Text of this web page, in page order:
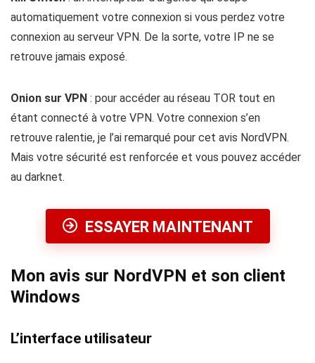
automatiquement votre connexion si vous perdez votre
connexion au serveur VPN. De la sorte, votre IP ne se
retrouve jamais exposé.
Onion sur VPN : pour accéder au réseau TOR tout en
étant connecté à votre VPN. Votre connexion s’en
retrouve ralentie, je l’ai remarqué pour cet avis NordVPN.
Mais votre sécurité est renforcée et vous pouvez accéder
au darknet.
ESSAYER MAINTENANT
Mon avis sur NordVPN et son client
Windows
L’interface utilisateur